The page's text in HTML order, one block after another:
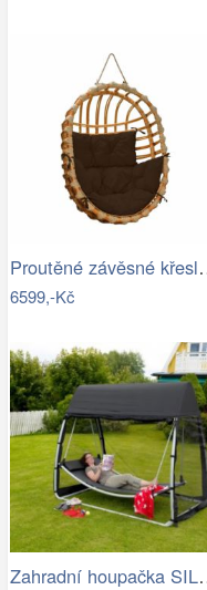
Proutěné
6599,-Kč
Zahradní